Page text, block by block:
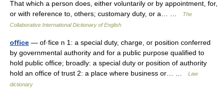
That which a person does, either voluntarily or by appointment, for,
or with reference to, others; customary duty, or a… …
The
Collaborative International Dictionary of English
office — of·fice n 1: a special duty, charge, or position conferred
by governmental authority and for a public purpose qualified to
hold public office; broadly: a special duty or position of authority
hold an office of trust 2: a place where business or… …
Law
dictionary